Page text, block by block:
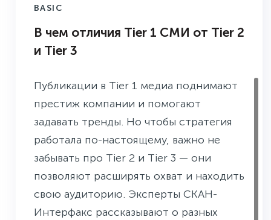
BASIC
В чем отличия Tier 1 СМИ от Tier 2
и Tier 3
Публикации в Tier 1 медиа поднимают
престиж компании и помогают
задавать тренды. Но чтобы стратегия
работала по-настоящему, важно не
забывать про Tier 2 и Tier 3 — они
позволяют расширять охват и находить
свою аудиторию. Эксперты СКАН-
Интерфакс рассказывают о разных